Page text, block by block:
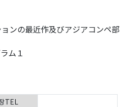
ンの最近作及びアジアコンペ部
ム１
TEL